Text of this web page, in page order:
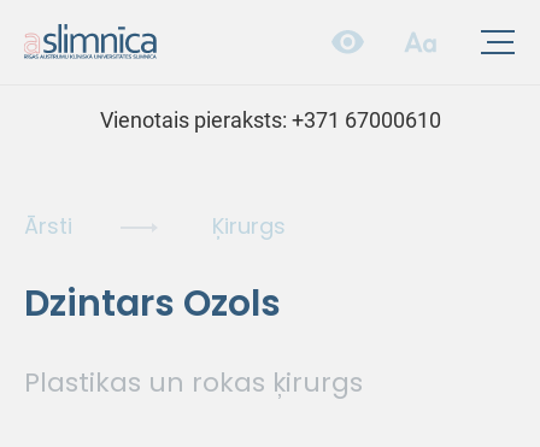
Vienotais pieraksts: +371 67000610
Ārsti Ķirurgs
Dzintars Ozols
Plastikas un rokas ķirurgs